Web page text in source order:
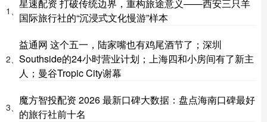
1、
星速配资 打破传统边界，重构旅途意义——西安三只羊
国际旅行社的“沉浸式文化慢游”样本
2、
益通网 这个五一，陆家嘴也有鸡尾酒节了；深圳
Southside的24小时营业计划；上海四和小房间有了新主
人；曼谷Tropic City谢幕
3、
魔方智投配资 2026 最新口碑大数据：盘点海南口碑最好
的旅行社前十名